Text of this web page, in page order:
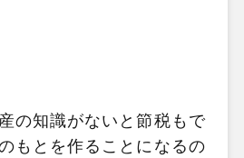
の知識がないと節税もで
もとを作ることになるの